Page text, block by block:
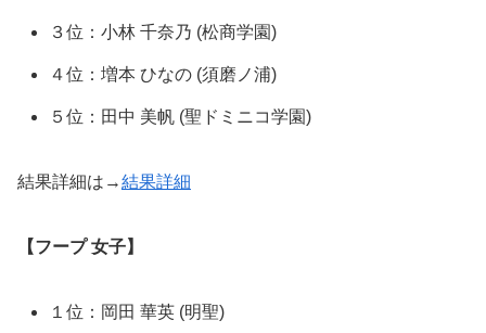
３位：小林 千奈乃 (松商学園)
４位：増本 ひなの (須磨ノ浦)
５位：田中 美帆 (聖ドミニコ学園)
結果詳細は→結果詳細
【フープ 女子】
１位：岡田 華英 (明聖)